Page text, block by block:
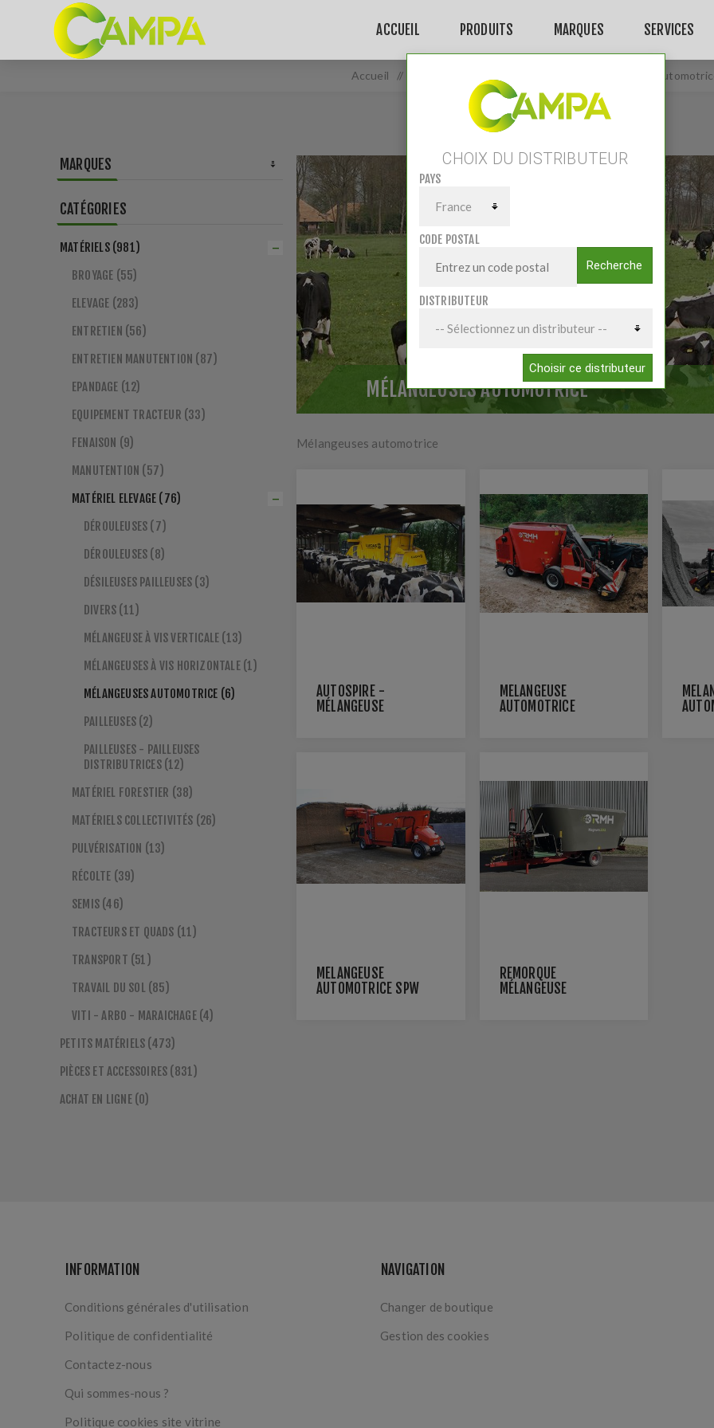
ACCUEIL PRODUITS MARQUES SERVICES
Accueil / Mélangeuses
MÉLANGEUSES AUTOMOTRICE
Mélangeuses automotrice
AUTOSPIRE -
MÉLANGEUSE
MÉLANGEUSE
AUTOMOTRICE
MÉLANGEUSE
AUTOMOTRICE SPW
REMORQUE
MÉLANGEUSE
MARQUES
CATÉGORIES
MATÉRIELS (981)
BROYAGE (55)
ELEVAGE (283)
ENTRETIEN (56)
ENTRETIEN MANUTENTION (87)
EPANDAGE (12)
EQUIPEMENT TRACTEUR (33)
FENAISON (9)
MANUTENTION (57)
MATÉRIEL ELEVAGE (76)
DÉROULEUSES (7)
DÉROULEUSES (8)
DÉSILEUSES PAILLEUSES (3)
DIVERS (11)
MÉLANGEUSE À VIS VERTICALE (13)
MÉLANGEUSES À VIS HORIZONTALE (1)
MÉLANGEUSES AUTOMOTRICE (6)
PAILLEUSES (2)
PAILLEUSES - PAILLEUSES
DISTRIBUTRICES (12)
MATÉRIEL FORESTIER (38)
MATÉRIELS COLLECTIVITÉS (26)
PULVÉRISATION (13)
RÉCOLTE (39)
SEMIS (46)
TRACTEURS ET QUADS (11)
TRANSPORT (51)
TRAVAIL DU SOL (85)
VITI - ARBO - MARAICHAGE (4)
PETITS MATÉRIELS (473)
PIÈCES ET ACCESSOIRES (831)
ACHAT EN LIGNE (0)
INFORMATION
Conditions générales d'utilisation
Politique de confidentialité
Contactez-nous
Qui sommes-nous ?
Politique cookies site vitrine
NAVIGATION
Changer de boutique
Gestion des cookies
CHOIX DU DISTRIBUTEUR
PAYS
CODE POSTAL
Recherche
DISTRIBUTEUR
Choisir ce distributeur